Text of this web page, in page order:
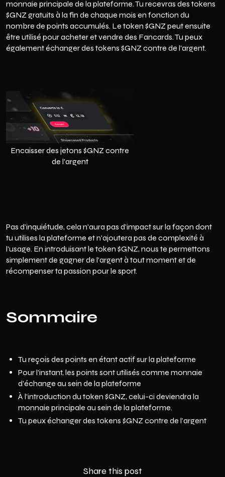
monnaie principale de la plateforme. Tu recevras des tokens
$GNZ gratuits à la fin de chaque mois en fonction du
nombre de points accumulés. Le token $GNZ peut ensuite
être utilisé pour acheter et vendre des Fancards. Tu peux
également échanger des tokens $GNZ contre de l'argent.
Encaisser des jetons $GNZ contre
de l'argent
Pas d'inquiétude, cela n'aura pas d'impact sur la façon dont
tu utilises la plateforme et n'ajoutera pas de complexité à
l'usage. En introduisant le token $GNZ, nous te permettons
simplement de gagner de l’argent à tout moment et de
récompenser ta passion pour le sport.
Sommaire
Tu reçois des points en étant actif sur la plateforme
Pour l'instant, les points sont utilisés comme monnaie
d'échange au sein de la plateforme
À l'introduction du token $GNZ, celui-ci deviendra la
monnaie principale au sein de la plateforme.
Tu peux échanger des tokens $GNZ contre de l'argent
Share this post